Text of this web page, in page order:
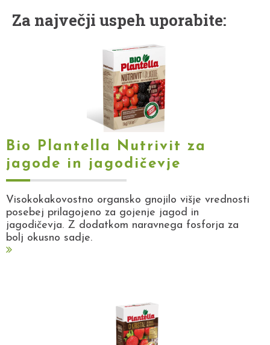
Za največji uspeh uporabite:
Bio Plantella Nutrivit za
jagode in jagodičevje
Visokokakovostno organsko gnojilo višje vrednosti
posebej prilagojeno za gojenje jagod in
jagodičevja. Z dodatkom naravnega fosforja za
bolj okusno sadje.